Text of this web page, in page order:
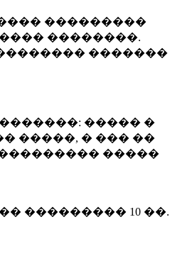
���������
��������.
�������
����� �
�����, � ��� ��
�����
��������� 10 ��.